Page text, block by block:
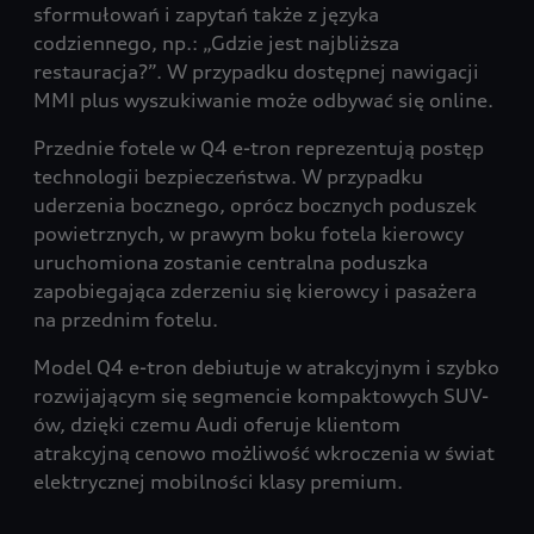
sformułowań i zapytań także z języka
codziennego, np.: „Gdzie jest najbliższa
restauracja?”. W przypadku dostępnej nawigacji
MMI plus wyszukiwanie może odbywać się online.
Przednie fotele w Q4 e-tron reprezentują postęp
technologii bezpieczeństwa. W przypadku
uderzenia bocznego, oprócz bocznych poduszek
powietrznych, w prawym boku fotela kierowcy
uruchomiona zostanie centralna poduszka
zapobiegająca zderzeniu się kierowcy i pasażera
na przednim fotelu.
Model Q4 e-tron debiutuje w atrakcyjnym i szybko
rozwijającym się segmencie kompaktowych SUV-
ów, dzięki czemu Audi oferuje klientom
atrakcyjną cenowo możliwość wkroczenia w świat
elektrycznej mobilności klasy premium.